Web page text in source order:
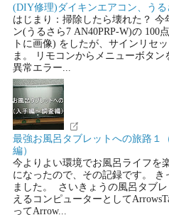
(DIY修理)ダイキンエアコン、うる
はじまり：掃除したら壊れた？
ン(うるさら7 AN40PRP-W)の 100
トに画像) をしたが、サインリセ
ま。 リモコンからメニューボタ
異常エラー...
最強お風呂タブレットへの旅路１
編）
今よりよい環境でお風呂ライフを
になったので、その記録です。
ました。 さいきょうの風呂タブ
えるコンピューターとして
ってArrow...